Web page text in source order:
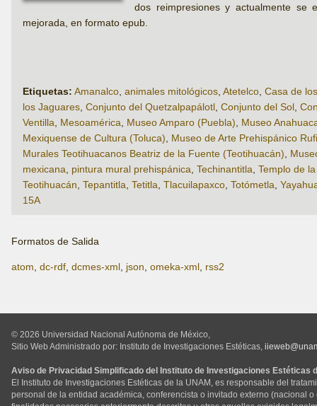
dos reimpresiones y actualmente se
mejorada, en formato epub.
Etiquetas: Amanalco animales mitológicos Atetelco Casa de
los Jaguares Conjunto del Quetzalpapálotl Conjunto del Sol
Ventilla
Mesoamérica Museo Amparo (Puebla)
Museo
Mexiquense de Cultura (Toluca)
Museo de Arte Prehispánico
Murales Teotihuacanos Beatriz de la Fuente (Teotihuacán)
mexicana
pintura mural prehispánica Techinantitla Templo de
Teotihuacán Tepantitla Tetitla Tlacuilapaxco Totómetla
15A
Formatos de Salida
atom, dc-rdf, dcmes-xml, json, omeka-xml, rss2
© 2026 Universidad Nacional Autónoma de México,
Sitio Web Administrado por: Instituto de Investigaciones Estéticas,
Aviso de Privacidad Simplificado del Instituto de Investigaciones Estéticas
El Instituto de Investigaciones Estéticas de la UNAM, es responsable del
personal de la entidad académica, conferencista o invitado externo (nacional